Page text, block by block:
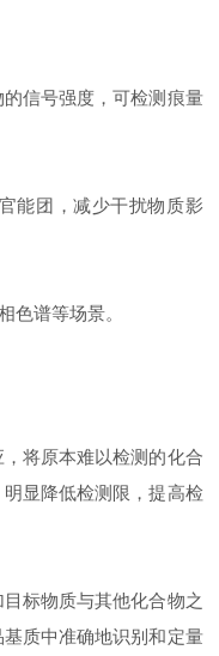
信号强度，可检测痕量
团，减少干扰物质影
谱等场景。
将原本难以检测的化合
显降低检测限，提高检
标物质与其他化合物之
质中准确地识别和定量